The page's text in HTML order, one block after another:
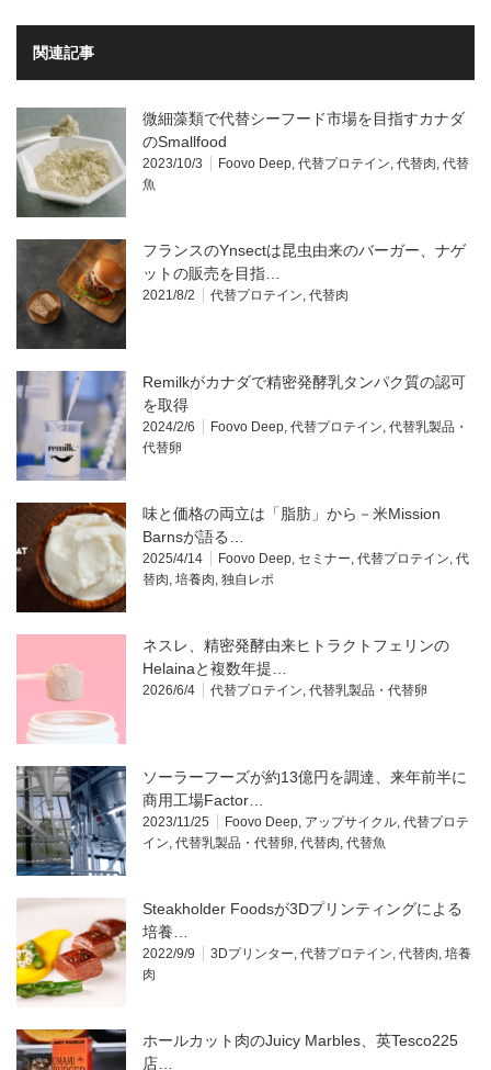
関連記事
微細藻類で代替シーフード市場を目指すカナダ
のSmallfood
2023/10/3 Foovo Deep, 代替プロテイン, 代替肉, 代替
魚
フランスのYnsectは昆虫由来のバーガー、ナゲ
ットの販売を目指…
2021/8/2 代替プロテイン, 代替肉
Remilkがカナダで精密発酵乳タンパク質の認可
を取得
2024/2/6 Foovo Deep, 代替プロテイン, 代替乳製品・
代替卵
味と価格の両立は「脂肪」から－米Mission
Barnsが語る…
2025/4/14 Foovo Deep, セミナー, 代替プロテイン, 代
替肉, 培養肉, 独自レポ
ネスレ、精密発酵由来ヒトラクトフェリンの
Helainaと複数年提…
2026/6/4 代替プロテイン, 代替乳製品・代替卵
ソーラーフーズが約13億円を調達、来年前半に
商用工場Factor…
2023/11/25 Foovo Deep, アップサイクル, 代替プロテ
イン, 代替乳製品・代替卵, 代替肉, 代替魚
Steakholder Foodsが3Dプリンティングによる
培養…
2022/9/9 3Dプリンター, 代替プロテイン, 代替肉, 培養
肉
ホールカット肉のJuicy Marbles、英Tesco225
店…